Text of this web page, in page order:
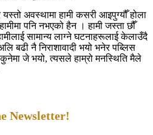
अवस्थामा हामी कसरी आइपुग्यौँ होला
पनि नभएको हैन । हामी जस्ता छौँ
सामान्य लाग्ने घटनाहरूलाई केलाउँदै
बढी नै निराशावादी भयो भनेर पब्लिस
जे भयो, त्यसले हाम्रो मनस्थिति मैले
Newsletter!